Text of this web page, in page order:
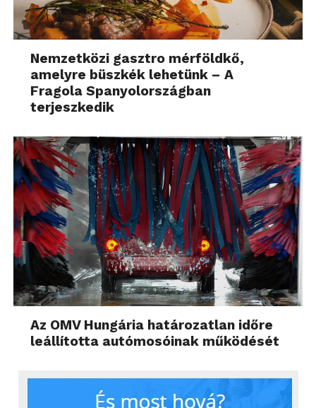
Nemzetközi gasztro mérföldkő,
amelyre büszkék lehetünk – A
Fragola Spanyolországban
terjeszkedik
Az OMV Hungária határozatlan időre
leállította autómosóinak működését